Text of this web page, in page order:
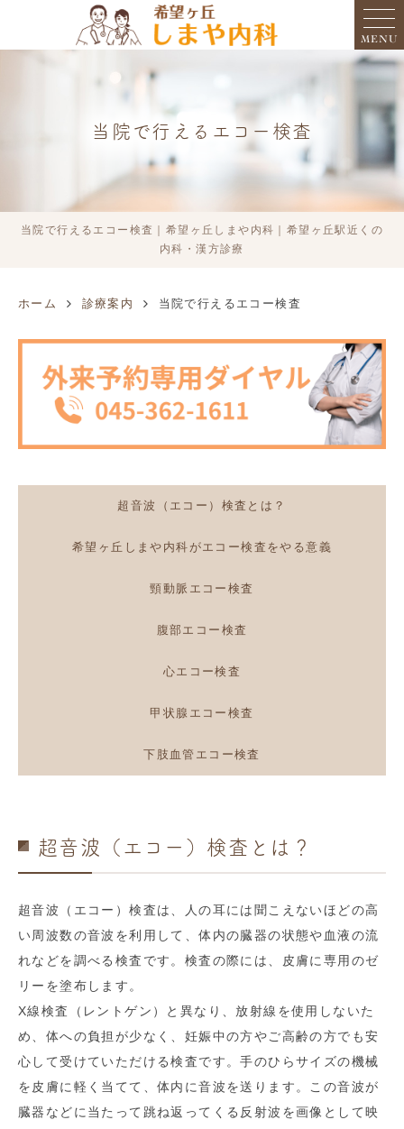
MENU
当院で行えるエコー検査
当院で行えるエコー検査｜希望ヶ丘しまや内科｜希望ヶ丘駅近くの
内科・漢方診療
ホーム 診療案内 当院で行えるエコー検査
超音波（エコー）検査とは？
希望ヶ丘しまや内科がエコー検査をやる意義
頸動脈エコー検査
腹部エコー検査
心エコー検査
甲状腺エコー検査
下肢血管エコー検査
超音波（エコー）検査とは？
超音波（エコー）検査は、人の耳には聞こえないほどの高
い周波数の音波を利用して、体内の臓器の状態や血液の流
れなどを調べる検査です。検査の際には、皮膚に専用のゼ
リーを塗布します。
X線検査（レントゲン）と異なり、放射線を使用しないた
め、体への負担が少なく、妊娠中の方やご高齢の方でも安
心して受けていただける検査です。手のひらサイズの機械
を皮膚に軽く当てて、体内に音波を送ります。この音波が
臓器などに当たって跳ね返ってくる反射波を画像として映